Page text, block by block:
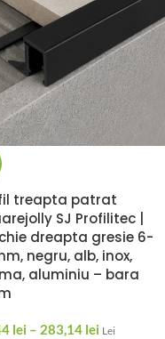
treapta patrat
SJ Profilitec |
dreapta gresie 6-
negru, alb, inox,
aluminiu – bara
lei – 283,14 lei Lei